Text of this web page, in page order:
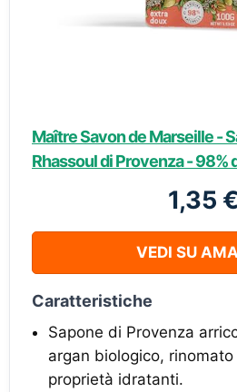
Maître Savon de Marseille -
Rhassoul di Provenza - 98%
1,35 €
VEDI SU
Caratteristiche
Sapone di Provenza
argan biologico,
proprietà idratanti.